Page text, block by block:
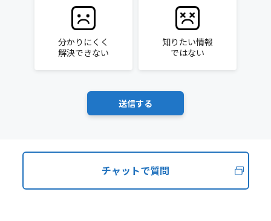
分かりにくく
解決できない
知りたい情報
ではない
チャットで質問